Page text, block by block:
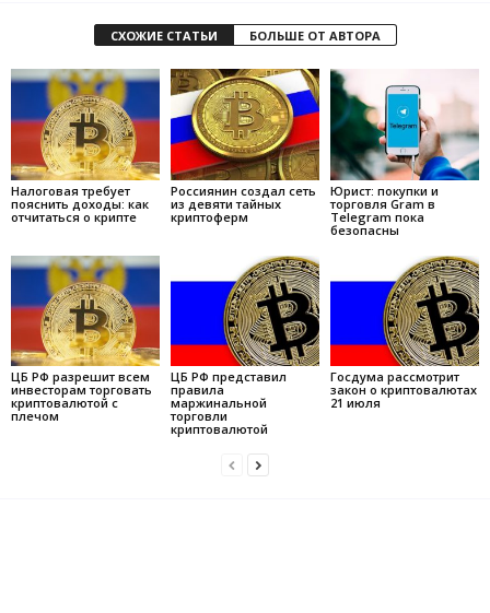
СХОЖИЕ СТАТЬИ БОЛЬШЕ ОТ АВТОРА
Налоговая требует
пояснить доходы: как
отчитаться о крипте
Россиянин создал сеть
из девяти тайных
криптоферм
Юрист: покупки и
торговля Gram в
Telegram пока
безопасны
ЦБ РФ разрешит всем
инвесторам торговать
криптовалютой с
плечом
ЦБ РФ представил
правила
маржинальной
торговли
криптовалютой
Госдума рассмотрит
закон о криптовалютах
21 июля